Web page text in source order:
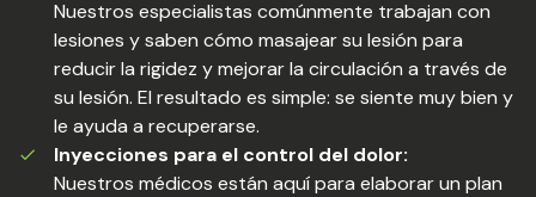
Nuestros especialistas comúnmente trabajan con
lesiones y saben cómo masajear su lesión para
reducir la rigidez y mejorar la circulación a través de
su lesión. El resultado es simple: se siente muy bien y
le ayuda a recuperarse.
Inyecciones para el control del dolor:
Nuestros médicos están aquí para elaborar un plan